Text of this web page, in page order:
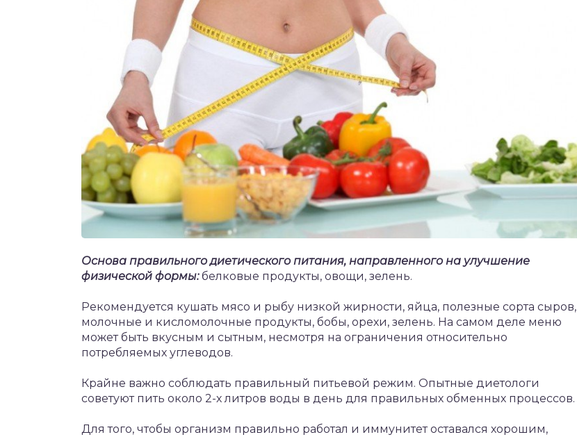
Основа правильного диетического питания, направленного на улучшение
физической формы:белковые продукты, овощи, зелень.
Рекомендуется кушать мясо и рыбу низкой жирности, яйца, полезные сорта сыров,
молочные и кисломолочные продукты, бобы, орехи, зелень. На самом деле меню
может быть вкусным и сытным, несмотря на ограничения относительно
потребляемых углеводов.
Крайне важно соблюдать правильный питьевой режим. Опытные диетологи
советуют пить около 2-х литров воды в день для правильных обменных процессов.
Для того, чтобы организм правильно работал и иммунитет оставался хорошим,